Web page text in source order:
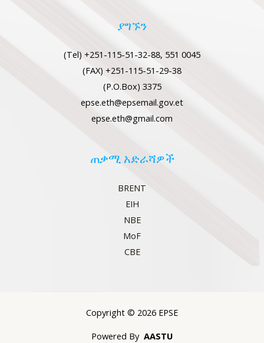
ያግኙን
(Tel) +251-115-51-32-88, 551 0045
(FAX) +251-115-51-29-38
(P.O.Box) 3375
epse.eth@epsemail.gov.et
epse.eth@gmail.com
ጠቃሚ አድራሻዎች
BRENT
EIH
NBE
MoF
CBE
Copyright © 2026 EPSE
Powered By AASTU